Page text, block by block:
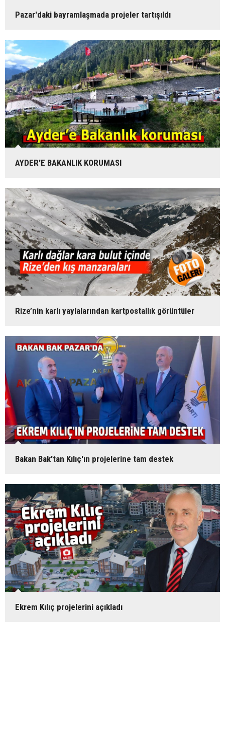
Pazar'daki bayramlaşmada projeler tartışıldı
AYDER'E BAKANLIK KORUMASI
Rize’nin karlı yaylalarından kartpostallık görüntüler
Bakan Bak'tan Kılıç'ın projelerine tam destek
Ekrem Kılıç projelerini açıkladı